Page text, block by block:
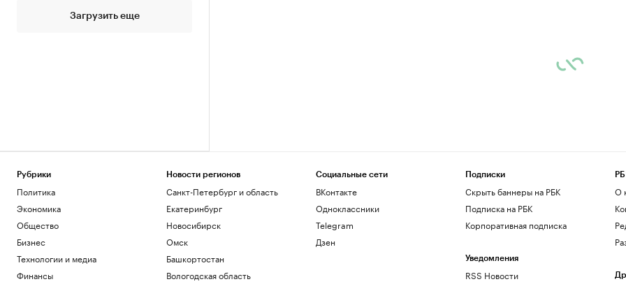
Загрузить еще
Рубрики
Политика
Экономика
Общество
Бизнес
Технологии и медиа
Финансы
Новости регионов
Санкт-Петербург и область
Екатеринбург
Новосибирск
Омск
Башкортостан
Вологодская область
Социальные сети
ВКонтакте
Одноклассники
Telegram
Дзен
Подписки
Скрыть баннеры на РБК
Подписка на РБК
Корпоративная подписка
Уведомления
RSS Новости
О